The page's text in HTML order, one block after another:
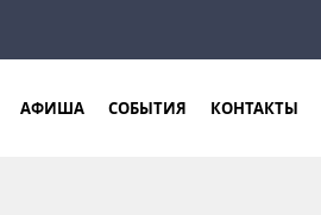
АФИША СОБЫТИЯ КОНТАКТЫ